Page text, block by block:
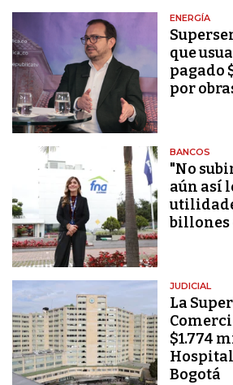
ENERGÍA
que
pagado
por
BANCOS
"No
aún así
billones
JUDICIAL
La
$1.774
Bogotá